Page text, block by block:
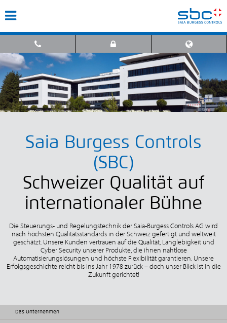
Saia Burgess Controls
(SBC)
Schweizer Qualität auf
internationaler Bühne
Die Steuerungs- und Regelungstechnik der Saia-Burgess Controls AG wird
nach höchsten Qualitätsstandards in der Schweiz gefertigt und weltweit
geschätzt. Unsere Kunden vertrauen auf die Qualität, Langlebigkeit und
Cyber Security unserer Produkte, die ihnen nahtlose
Automatisierungslösungen und höchste Flexibilität garantieren. Unsere
Erfolgsgeschichte reicht bis ins Jahr 1978 zurück – doch unser Blick ist in die
Zukunft gerichtet!
Das Unternehmen